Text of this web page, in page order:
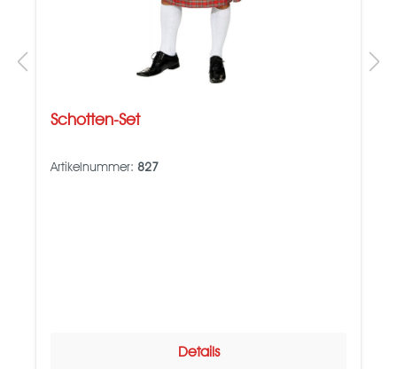
Schotten-Set
Artikelnummer: 827
Details